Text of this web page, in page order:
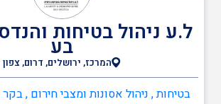
שמאות ובדק נכס
אדריכלים
ל.ע ניהול בטיחות
בע
המרכז, ירושלים, דרום, צפון
בטיחות , ניהול אסונות ומצבי חירום ,